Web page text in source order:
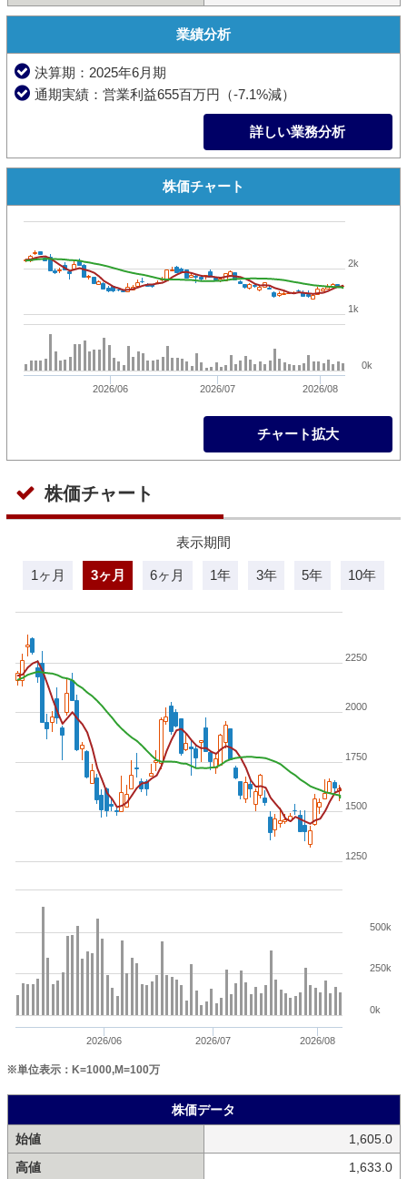
業績分析
決算期：2025年6月期
通期実績：営業利益655百万円（-7.1%減）
詳しい業務分析
株価チャート
2026/06 2026/07 2026/08
1k
2k
0k
チャート拡大
株価チャート
表示期間
1ヶ月 3ヶ月 6ヶ月 1年 3年 5年 10年
2026/06 2026/07 2026/08
1250
1500
1750
2000
2250
0k
250k
500k
※単位表示：K=1000,M=100万
株価データ
始値
1,605.0
高値
1,633.0